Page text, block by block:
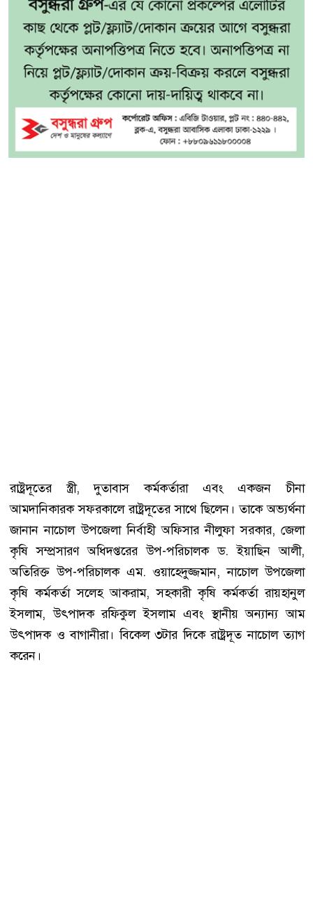
রাষ্ট্রদূতের স্ত্রী, দুতাবাস কর্মকর্তারা এবং একজন চীনা
আমদানিকারক সফরকালে রাষ্ট্রদূতের সাথে ছিলেন। তাকে অভ্যর্থনা
জানান নাচোল উপজেলা নির্বাহী অফিসার নীলুফা সরকার, জেলা
কৃষি সম্প্রসারণ অধিদপ্তরের উপ-পরিচালক ড. ইয়াছিন আলী,
অতিরিক্ত উপ-পরিচালক এম. ওয়াহেদুজ্জমান, নাচোল উপজেলা
কৃষি কর্মকর্তা সলেহ আকরাম, সহকারী কৃষি কর্মকর্তা রায়হানুল
ইসলাম, উৎপাদক রফিকুল ইসলাম এবং স্থানীয় অন্যান্য আম
উৎপাদক ও বাগানীরা। বিকেল ৩টার দিকে রাষ্ট্রদূত নাচোল ত্যাগ
করেন।